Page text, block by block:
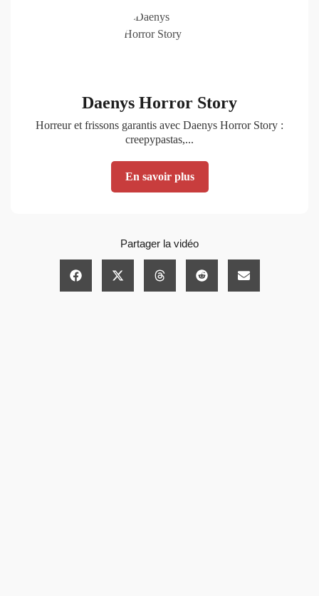
Daenys Horror Story
Horreur et frissons garantis avec Daenys Horror Story :
creepypastas,...
En savoir plus
Partager la vidéo